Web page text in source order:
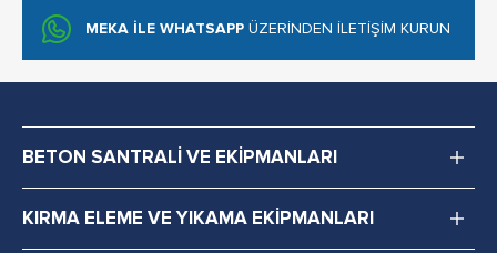
MEKA İLE WHATSAPP ÜZERİNDEN İLETİŞİM KURUN
BETON SANTRALİ VE EKİPMANLARI
KIRMA ELEME VE YIKAMA EKİPMANLARI